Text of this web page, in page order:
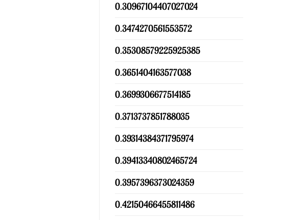
0.30967104407027024
0.3474270561553572
0.35308579225925385
0.3651404163577038
0.3699306677514185
0.3713737851788035
0.39314384371795974
0.39413340802465724
0.3957396373024359
0.42150466455811486